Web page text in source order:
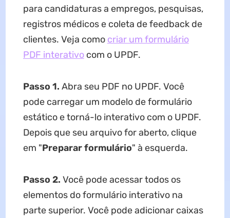
para candidaturas a empregos, pesquisas,
registros médicos e coleta de feedback de
clientes. Veja como criar um formulário
PDF interativocom o UPDF.
Passo 1. Abra seu PDF no UPDF. Você
pode carregar um modelo de formulário
estático e torná-lo interativo com o UPDF.
Depois que seu arquivo for aberto, clique
em "Preparar formulário" à esquerda.
Passo 2. Você pode acessar todos os
elementos do formulário interativo na
parte superior. Você pode adicionar caixas